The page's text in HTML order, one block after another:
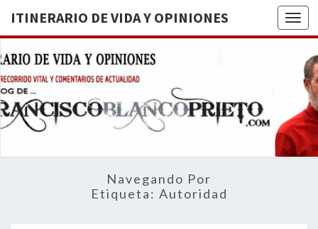
ITINERARIO DE VIDA Y OPINIONES
DE
BREVE
RECORRIDO
VITAL Y
ACTUALIDAD
Navegando Por
Etiqueta: Autoridad